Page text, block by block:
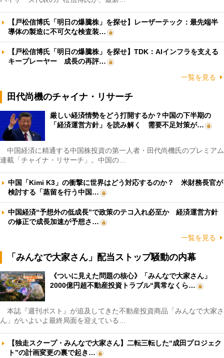
【戸松信博氏「明日の爆騰株」を探せ】レーザーテック：最先端半
導体の製造に不可欠な検査装…
【戸松信博氏「明日の爆騰株」を探せ】TDK：AIインフラを支える
キープレーヤー 成長の再評…
一覧を見る
田代尚機のチャイナ・リサーチ
厳しい経済情勢をどう打開するか？中国の下半期の
「経済運営方針」を読み解く 需要不足対策が…
中国経済に精通する中国株投資の第一人者・田代尚機氏のプレミアム
連載「チャイナ・リサーチ」。中国の…
中国「Kimi K3」の衝撃に世界はどう対応するのか？ 米財務長官が
検討する「蒸留を行う中国…
中国経済“予想外の低成長”で政策のテコ入れ必至か 経済運営方針
の修正で成長加速が予想さ…
一覧を見る
「みんなで大家さん」配当ストップ騒動の内幕
《ついに見えた問題の核心》「みんなで大家さん」
2000億円超不動産投資トラブル“異常なくら…
本誌『週刊ポスト』が追及してきた不動産投資商品「みんなで大家さ
ん」がいよいよ最終局面を迎えている…
【独走スクープ・みんなで大家さん】二転三転した“成田プロジェク
ト”の計画変更の裏で起き…